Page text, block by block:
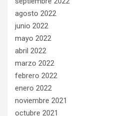
agosto 2022
junio 2022
mayo 2022
abril 2022
marzo 2022
febrero 2022
enero 2022
noviembre 2021
octubre 2021